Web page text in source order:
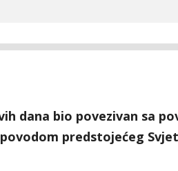
dana bio povezivan sa
predstojećeg